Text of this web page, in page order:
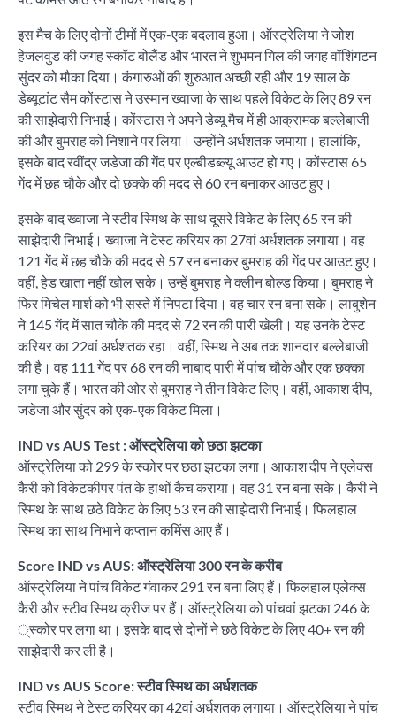
इस मैच के लिए दोनों टीमों में एक-एक बदलाव हुआ। ऑस्ट्रेलिया ने जोश
हेजलवुड की जगह स्कॉट बोलैंड और भारत ने शुभमन गिल की जगह वॉशिंगटन
सुंदर को मौका दिया। कंगारुओं की शुरुआत अच्छी रही और 19 साल के
डेब्यूटांट सैम कोंस्टास ने उस्मान ख्वाजा के साथ पहले विकेट के लिए 89 रन
की साझेदारी निभाई। कोंस्टास ने अपने डेब्यू मैच में ही आक्रामक बल्लेबाजी
की और बुमराह को निशाने पर लिया। उन्होंने अर्धशतक जमाया। हालांकि,
इसके बाद रवींद्र जडेजा की गेंद पर एल्बीडब्ल्यू आउट हो गए। कोंस्टास 65
गेंद में छह चौके और दो छक्के की मदद से 60 रन बनाकर आउट हुए।
इसके बाद ख्वाजा ने स्टीव स्मिथ के साथ दूसरे विकेट के लिए 65 रन की
साझेदारी निभाई। ख्वाजा ने टेस्ट करियर का 27वां अर्धशतक लगाया। वह
121 गेंद में छह चौके की मदद से 57 रन बनाकर बुमराह की गेंद पर आउट हुए।
वहीं, हेड खाता नहीं खोल सके। उन्हें बुमराह ने क्लीन बोल्ड किया। बुमराह ने
फिर मिचेल मार्श को भी सस्ते में निपटा दिया। वह चार रन बना सके। लाबुशेन
ने 145 गेंद में सात चौके की मदद से 72 रन की पारी खेली। यह उनके टेस्ट
करियर का 22वां अर्धशतक रहा। वहीं, स्मिथ ने अब तक शानदार बल्लेबाजी
की है। वह 111 गेंद पर 68 रन की नाबाद पारी में पांच चौके और एक छक्का
लगा चुके हैं। भारत की ओर से बुमराह ने तीन विकेट लिए। वहीं, आकाश दीप,
जडेजा और सुंदर को एक-एक विकेट मिला।
IND vs AUS Test : ऑस्ट्रेलिया को छठा झटका
ऑस्ट्रेलिया को 299 के स्कोर पर छठा झटका लगा। आकाश दीप ने एलेक्स
कैरी को विकेटकीपर पंत के हाथों कैच कराया। वह 31 रन बना सके। कैरी ने
स्मिथ के साथ छठे विकेट के लिए 53 रन की साझेदारी निभाई। फिलहाल
स्मिथ का साथ निभाने कप्तान कमिंस आए हैं।
Score IND vs AUS: ऑस्ट्रेलिया 300 रन के करीब
ऑस्ट्रेलिया ने पांच विकेट गंवाकर 291 रन बना लिए हैं। फिलहाल एलेक्स
कैरी और स्टीव स्मिथ क्रीज पर हैं। ऑस्ट्रेलिया को पांचवां झटका 246 के
्स्कोर पर लगा था। इसके बाद से दोनों ने छठे विकेट के लिए 40+ रन की
साझेदारी कर ली है।
IND vs AUS Score: स्टीव स्मिथ का अर्धशतक
स्टीव स्मिथ ने टेस्ट करियर का 42वां अर्धशतक लगाया। ऑस्ट्रेलिया ने पांच